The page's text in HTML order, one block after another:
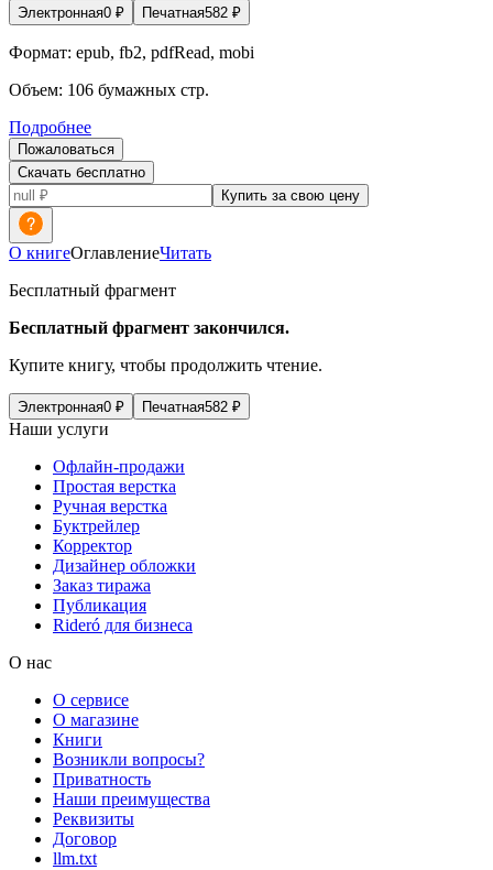
Электронная0 ₽ Печатная582 ₽
Формат: epub, fb2, pdfRead, mobi
Объем: 106 бумажных стр.
Подробнее
Пожаловаться
Скачать бесплатно
Купить за свою цену
О книгеОглавлениеЧитать
Бесплатный фрагмент
Бесплатный фрагмент закончился.
Купите книгу, чтобы продолжить чтение.
Электронная0 ₽ Печатная582 ₽
Наши услуги
Офлайн-продажи
Простая верстка
Ручная верстка
Буктрейлер
Корректор
Дизайнер обложки
Заказ тиража
Публикация
Rideró для бизнеса
О нас
О сервисе
О магазине
Книги
Возникли вопросы?
Приватность
Наши преимущества
Реквизиты
Договор
llm.txt